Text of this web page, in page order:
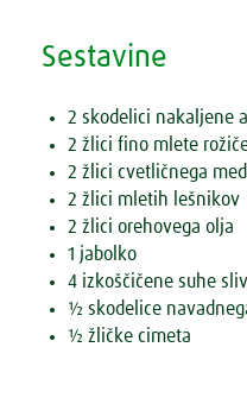
Sestavine
2 skodelici nakaljene
2 žlici fino mlete
2 žlici cvetličnega
2 žlici mletih lešnikov
2 žlici orehovega olja
1 jabolko
4 izkoščičene suhe
½ skodelice
½ žličke cimeta